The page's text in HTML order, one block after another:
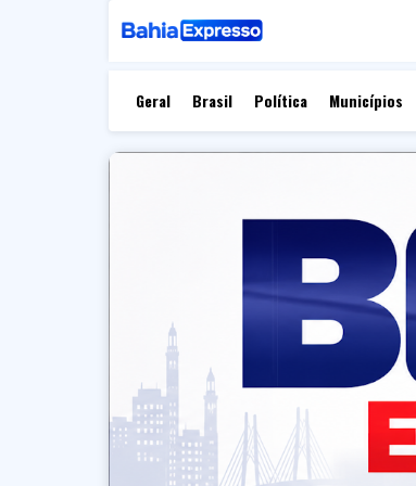
Geral Brasil Política Municípios